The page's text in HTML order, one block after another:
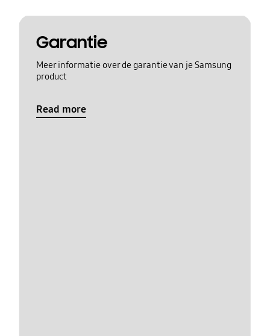
Garantie
Meer informatie over de garantie van je Samsung
product
Read more